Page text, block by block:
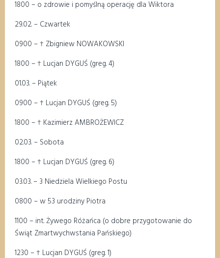
1800 – o zdrowie i pomyślną operację dla Wiktora
29.02. – Czwartek
0900 –† Zbigniew NOWAKOWSKI
1800 –† Lucjan DYGUŚ (greg.4)
01.03. – Piątek
0900 –† Lucjan DYGUŚ (greg.5)
1800 –† Kazimierz AMBROŻEWICZ
02.03. – Sobota
1800 –† Lucjan DYGUŚ (greg. 6)
03.03. – 3 Niedziela Wielkiego Postu
0800 –w 53 urodziny Piotra
1100 – int. Żywego Różańca (o dobre przygotowanie do
Świąt Zmartwychwstania Pańskiego)
1230 –† Lucjan DYGUŚ (greg. 1)